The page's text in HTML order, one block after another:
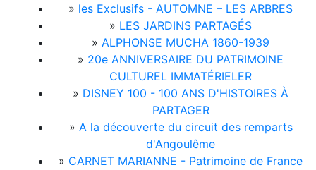
» les Exclusifs - AUTOMNE – LES ARBRES
» LES JARDINS PARTAGÉS
» ALPHONSE MUCHA 1860-1939
» 20e ANNIVERSAIRE DU PATRIMOINE
CULTUREL IMMATÉRIELER
» DISNEY 100 - 100 ANS D'HISTOIRES À
PARTAGER
» A la découverte du circuit des remparts
d'Angoulême
» CARNET MARIANNE - Patrimoine de France